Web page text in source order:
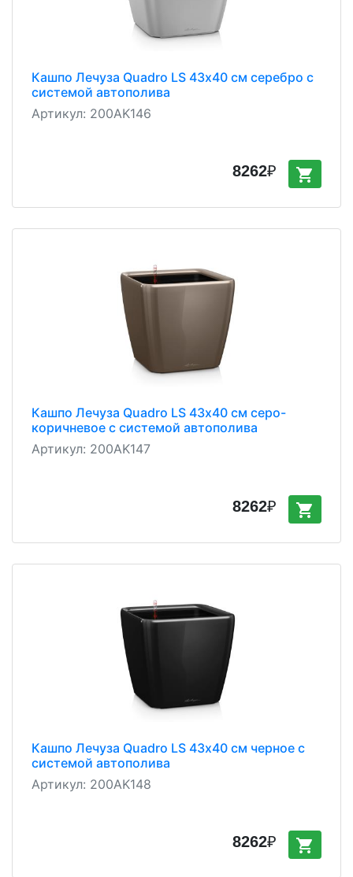
Кашпо Лечуза Quadro LS 43х40 см серебро с
системой автополива
Артикул: 200AK146
8262₽ shopping_cart
Кашпо Лечуза Quadro LS 43х40 см серо-
коричневое с системой автополива
Артикул: 200AK147
8262₽ shopping_cart
Кашпо Лечуза Quadro LS 43х40 см черное с
системой автополива
Артикул: 200AK148
8262₽ shopping_cart